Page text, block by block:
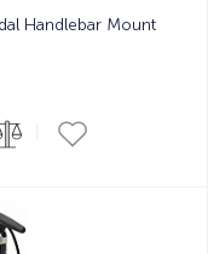
Handlebar Mount